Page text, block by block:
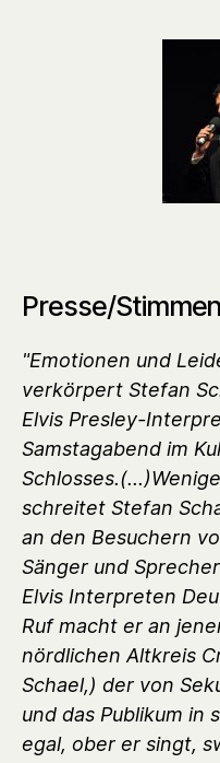
Presse/Stimmen
"Emotionen und
verkörpert Stefan
Elvis Presley-
Samstagabend im
schreitet Stefan
an den Besuchern
Sänger und
Elvis Interpreten
Ruf macht er an
nördlichen Altkreis
Schael,) der von
und das Publikum in
egal, ober er singt,